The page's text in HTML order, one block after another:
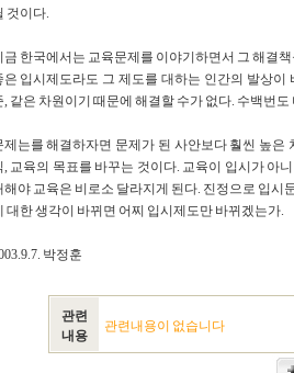
것이다.
금 한국에서는 교육문제를 이야기하면서 그 해결
은 입시제도라도 그 제도를 대하는 인간의 발상
, 같은 차원이기 때문에 해결할 수가 없다. 수백번
제는를 해결하자면 문제가 된 사안보다 훨씬 높
, 교육의 목표를 바꾸는 것이다. 교육이 입시가 아
해야 교육은 비로소 달라지게 된다. 진정으로 입시
대한 생각이 바뀌면 어찌 입시제도만 바뀌겠는가.
박정훈
관련
내용
관련내용이 없습니다